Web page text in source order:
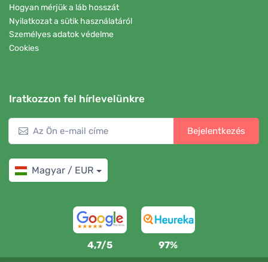
Hogyan mérjük a láb hosszát
Nyilatkozat a sütik használatáról
Személyes adatok védelme
Cookies
Iratkozzon fel hírlevelünkre
Bejelentkezés
Magyar / EUR
4,7/5 97%